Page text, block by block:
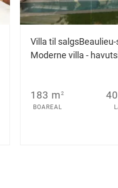
Villa til salgs
Moderne villa -
183 m2
BOAREAL